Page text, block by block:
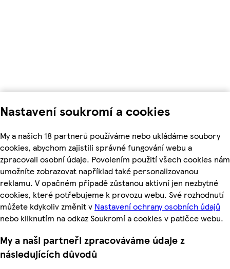
Nastavení soukromí a cookies
My a našich 18 partnerů používáme nebo ukládáme soubory
cookies, abychom zajistili správné fungování webu a
zpracovali osobní údaje. Povolením použití všech cookies nám
umožníte zobrazovat například také personalizovanou
reklamu. V opačném případě zůstanou aktivní jen nezbytné
cookies, které potřebujeme k provozu webu. Své rozhodnutí
můžete kdykoliv změnit v Nastavení ochrany osobních údajů
nebo kliknutím na odkaz Soukromí a cookies v patičce webu.
My a naši partneři zpracováváme údaje z
následujících důvodů